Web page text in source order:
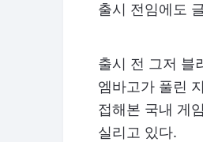
출시 전임에도
출시 전 그저 블
엠바고가 풀린
접해본 국내 게
실리고 있다.